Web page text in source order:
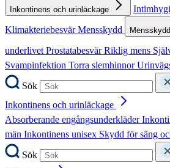
Inkontinens och urinläckage
KlimakteriebesvärMensskydd Mensskydd
underlivetProstatabesvärRiklig mens
Svampinfektion Torra slemhinnor
Sök
Inkontinens och urinläckage
Absorberande engångsunderkläder
män Inkontinens unisex Skydd för säng
Sök